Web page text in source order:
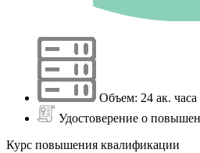
Объем: 24 ак. часа
Удостоверение о
Курс повышения квалификации